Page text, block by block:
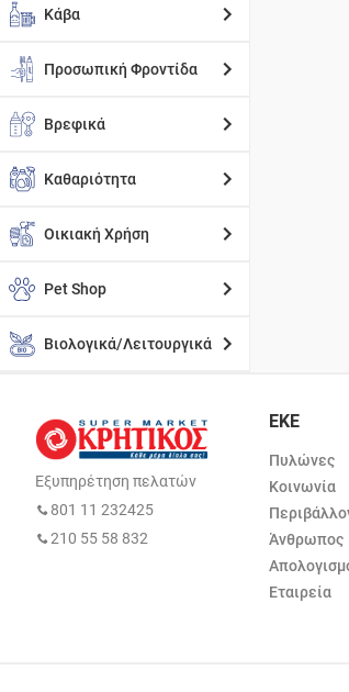
Κάβα
Προσωπική Φροντίδα
Βρεφικά
Καθαριότητα
Οικιακή Χρήση
Pet Shop
Βιολογικά/Λειτουργικά
Εξυπηρέτηση πελατών
801 11 232425
210 55 58 832
ΕΚΕ
Πυλώνες
Κοινωνία
Άνθρωπος
Εταιρεία